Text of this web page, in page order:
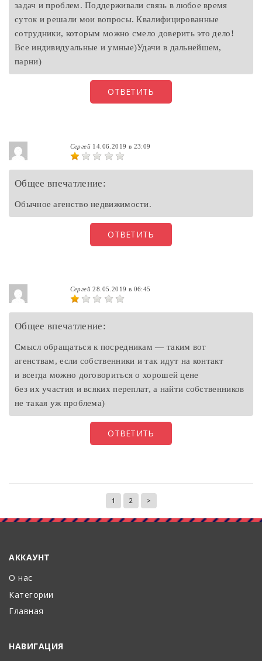
задач и проблем. Поддерживали связь в любое время
суток и решали мои вопросы. Квалифицированные
сотрудники, которым можно смело доверить это дело!
Все индивидуальные и умные)Удачи в дальнейшем,
парни)
ОТВЕТИТЬ
Сергей 14.06.2019 в 23:09
Общее впечатление:
Обычное агенство недвижимости.
ОТВЕТИТЬ
Сергей28.05.2019 в 06:45
Общее впечатление:
Смысл обращаться к посредникам — таким вот
агенствам, если собственники и так идут на контакт
и всегда можно договориться о хорошей цене
без их участия и всяких переплат, а найти собственников
не такая уж проблема)
ОТВЕТИТЬ
1 2 >
АККАУНТ
О нас
Категории
Главная
НАВИГАЦИЯ